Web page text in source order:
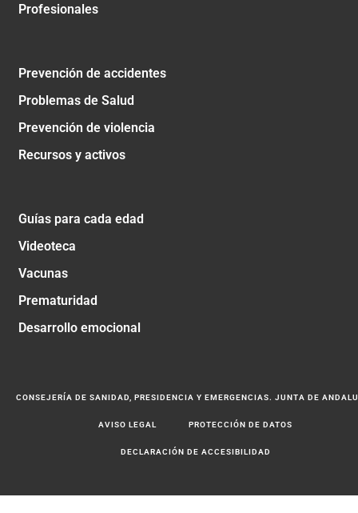
Profesionales
Prevención de accidentes
Problemas de Salud
Prevención de violencia
Recursos y activos
Guías para cada edad
Videoteca
Vacunas
Prematuridad
Desarrollo emocional
CONSEJERÍA DE SANIDAD, PRESIDENCIA Y EMERGENCIAS. JUNTA DE
AVISO LEGAL PROTECCIÓN DE DATOS
DECLARACIÓN DE ACCESIBILIDAD